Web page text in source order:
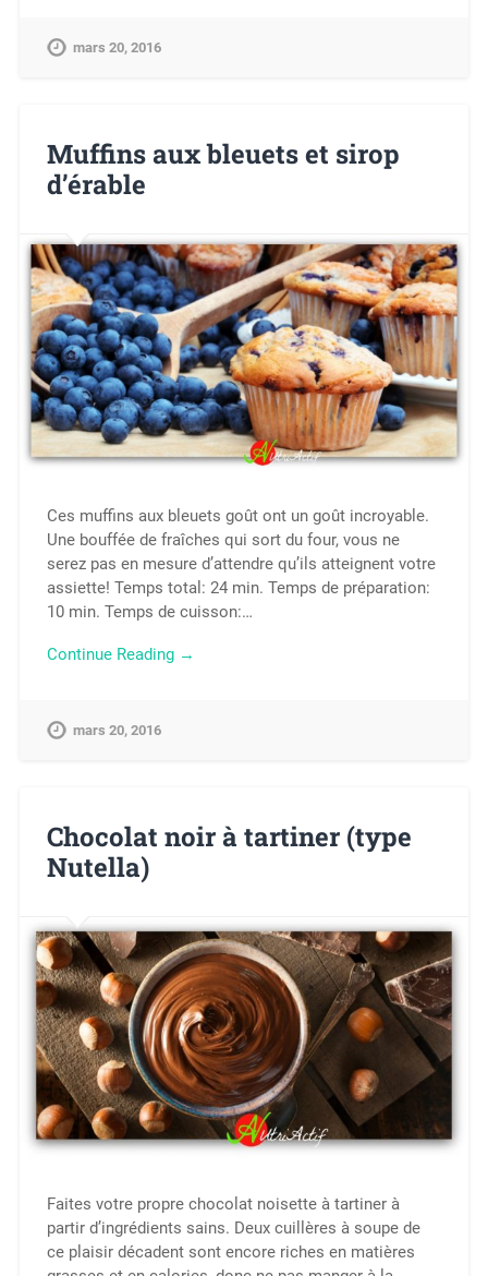
mars 20, 2016
Muffins aux bleuets et sirop
d’érable
Ces muffins aux bleuets goût ont un goût incroyable.
Une bouffée de fraîches qui sort du four, vous ne
serez pas en mesure d’attendre qu’ils atteignent votre
assiette! Temps total: 24 min. Temps de préparation:
10 min. Temps de cuisson:…
Continue Reading →
mars 20, 2016
Chocolat noir à tartiner (type
Nutella)
Faites votre propre chocolat noisette à tartiner à
partir d’ingrédients sains. Deux cuillères à soupe de
ce plaisir décadent sont encore riches en matières